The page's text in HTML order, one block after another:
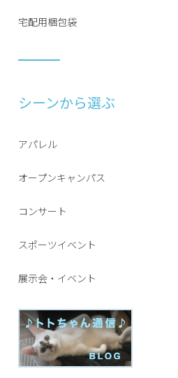
宅配用梱包袋
シーンから選ぶ
アパレル
オープンキャンパス
コンサート
スポーツイベント
展示会・イベント